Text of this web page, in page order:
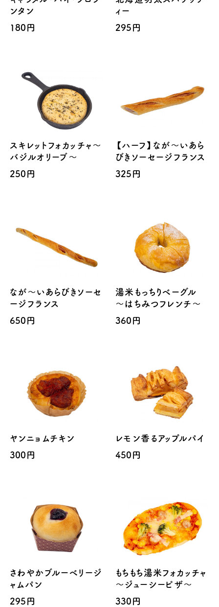
ンタン
180円
ィー
295円
スキレットフォカッチャ～
バジルオリーブ～
250円
【ハーフ】なが～いあら
びきソーセージフランス
325円
なが～いあらびきソーセ
ージフランス
650円
湯米もっちりベーグル
～はちみつフレンチ～
360円
ヤンニョムチキン
300円
レモン香るアップルパイ
450円
さわやかブルーベリージ
ャムパン
295円
もちもち湯米フォカッチャ
～ジューシーピザ～
330円